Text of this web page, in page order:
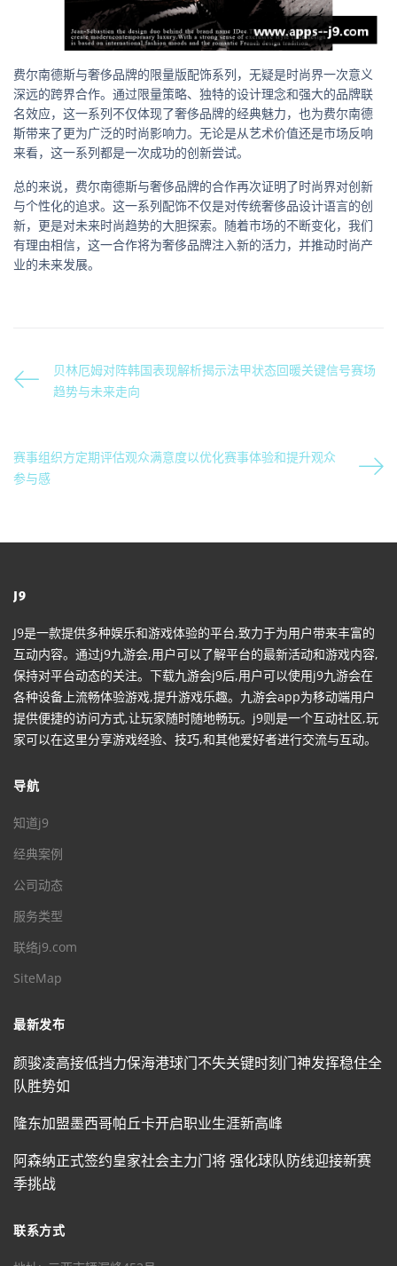
费尔南德斯与奢侈品牌的限量版配饰系列，无疑是时尚界一次意义
深远的跨界合作。通过限量策略、独特的设计理念和强大的品牌联
名效应，这一系列不仅体现了奢侈品牌的经典魅力，也为费尔南德
斯带来了更为广泛的时尚影响力。无论是从艺术价值还是市场反响
来看，这一系列都是一次成功的创新尝试。
总的来说，费尔南德斯与奢侈品牌的合作再次证明了时尚界对创新
与个性化的追求。这一系列配饰不仅是对传统奢侈品设计语言的创
新，更是对未来时尚趋势的大胆探索。随着市场的不断变化，我们
有理由相信，这一合作将为奢侈品牌注入新的活力，并推动时尚产
业的未来发展。
贝林厄姆对阵韩国表现解析揭示法甲状态回暖关键信号赛场
趋势与未来走向
赛事组织方定期评估观众满意度以优化赛事体验和提升观众
参与感
J9
J9是一款提供多种娱乐和游戏体验的平台,致力于为用户带来丰富的
互动内容。通过j9九游会,用户可以了解平台的最新活动和游戏内容,
保持对平台动态的关注。下载九游会j9后,用户可以使用j9九游会在
各种设备上流畅体验游戏,提升游戏乐趣。九游会app为移动端用户
提供便捷的访问方式,让玩家随时随地畅玩。j9则是一个互动社区,玩
家可以在这里分享游戏经验、技巧,和其他爱好者进行交流与互动。
导航
知道j9
经典案例
公司动态
服务类型
联络j9.com
SiteMap
最新发布
颜骏凌高接低挡力保海港球门不失关键时刻门神发挥稳住全
队胜势如
隆东加盟墨西哥帕丘卡开启职业生涯新高峰
阿森纳正式签约皇家社会主力门将 强化球队防线迎接新赛
季挑战
联系方式